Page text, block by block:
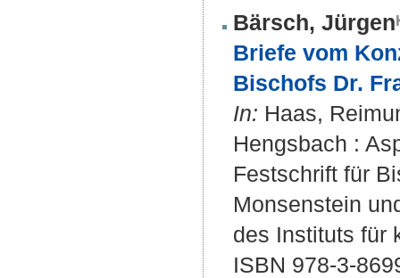
Bärsch, Jürgen
Briefe vom
Bischofs Dr.
In: Haas,
Hengsbach :
Festschrift für
Monsenstein
des Instituts für
ISBN 978-3-